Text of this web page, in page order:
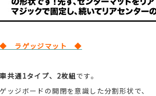
◆ ラゲッジマット ◆
共通1タイプ、2枚組 です。
ッジボードの開閉を意識した分割形状で、